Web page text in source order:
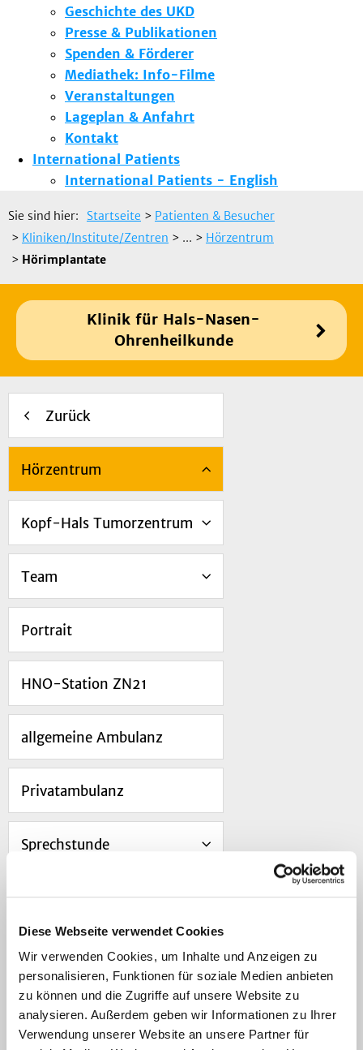
Diese Webseite verwendet Cookies
Wir verwenden Cookies, um Inhalte und Anzeigen zu
personalisieren, Funktionen für soziale Medien anbieten
zu können und die Zugriffe auf unsere Website zu
analysieren. Außerdem geben wir Informationen zu Ihrer
Verwendung unserer Website an unsere Partner für
Geschichte des UKD
Presse & Publikationen
Spenden & Förderer
Mediathek: Info-Filme
Veranstaltungen
Lageplan & Anfahrt
Kontakt
International Patients
International Patients - English
Sie sind hier: Startseite > Patienten & Besucher
> Kliniken/Institute/Zentren > ... > Hörzentrum
> Hörimplantate
Klinik für Hals-Nasen-
Ohrenheilkunde
Zurück
Hörzentrum
Kopf-Hals Tumorzentrum
Team
Portrait
HNO-Station ZN21
allgemeine Ambulanz
Privatambulanz
Sprechstunde
HNO Zentrale Notaufnahme
AOZ
Forschung